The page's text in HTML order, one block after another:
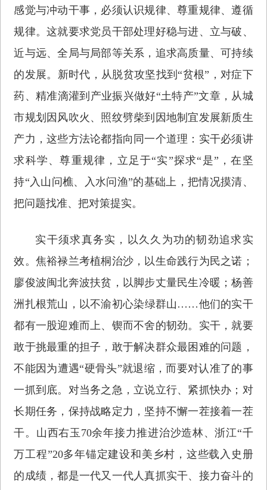
感觉与冲动干事，必须认识规律、尊重规律、遵循
规律。这就要求党员干部处理好稳与进、立与破、
近与远、全局与局部等关系，追求高质量、可持续
的发展。新时代，从脱贫攻坚找到“贫根”，对症下
药、精准滴灌到产业振兴做好“土特产”文章，从城
市规划因风吹火、照纹劈柴到因地制宜发展新质生
产力，这些方法论都指向同一个道理：实干必须讲
求科学、尊重规律，立足于“实”探求“是”，在坚
持“入山问樵、入水问渔”的基础上，把情况摸清、
把问题找准、把对策提实。
实干须求真务实，以久久为功的韧劲追求实
效。焦裕禄兰考植桐治沙，以生命践行为民之诺；
廖俊波闽北奔波扶贫，以脚步丈量民生冷暖；杨善
洲扎根荒山，以不渝初心染绿群山……他们的实干
都有一股迎难而上、锲而不舍的韧劲。实干，就要
敢于挑最重的担子，敢于解决群众最困难的问题，
不能因为遭遇“硬骨头”就退缩，而要对认准了的事
一抓到底。对当务之急，立说立行、紧抓快办；对
长期任务，保持战略定力，坚持不懈一茬接着一茬
干。山西右玉70余年接力推进治沙造林、浙江“千
万工程”20多年锚定建设和美乡村，这些载入史册
的成绩，都是一代又一代人真抓实干、接力奋斗的